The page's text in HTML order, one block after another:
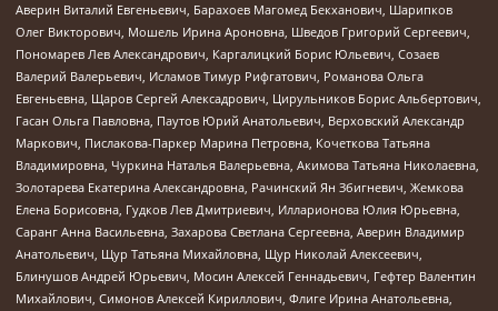
Аверин Виталий Евгеньевич, Барахоев Магомед Бекханович, Шарипков
Олег Викторович, Мошель Ирина Ароновна, Шведов Григорий Сергеевич,
Пономарев Лев Александрович, Каргалицкий Борис Юльевич, Созаев
Валерий Валерьевич, Исламов Тимур Рифгатович, Романова Ольга
Евгеньевна, Щаров Сергей Алексадрович, Цирульников Борис Альбертович,
Гасан Ольга Павловна, Паутов Юрий Анатольевич, Верховский Александр
Маркович, Пислакова-Паркер Марина Петровна, Кочеткова Татьяна
Владимировна, Чуркина Наталья Валерьевна, Акимова Татьяна Николаевна,
Золотарева Екатерина Александровна, Рачинский Ян Збигневич, Жемкова
Елена Борисовна, Гудков Лев Дмитриевич, Илларионова Юлия Юрьевна,
Саранг Анна Васильевна, Захарова Светлана Сергеевна, Аверин Владимир
Анатольевич, Щур Татьяна Михайловна, Щур Николай Алексеевич,
Блинушов Андрей Юрьевич, Мосин Алексей Геннадьевич, Гефтер Валентин
Михайлович, Симонов Алексей Кириллович, Флиге Ирина Анатольевна,